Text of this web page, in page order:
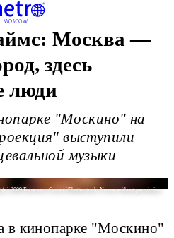
Москва —
здесь
люди
"Москино" на
выступили
музыки
(c) 2009 Francesco Carucci/Shutterstock. No use without permission.
в кинопарке "Москино"